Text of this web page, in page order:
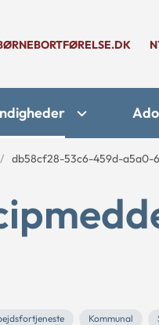
db58cf28-53c6-459d-a5a0-
Kommunal